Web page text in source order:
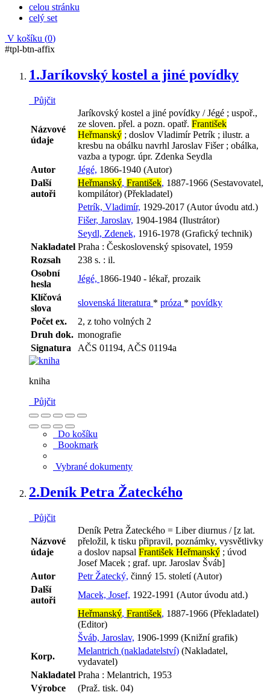
celou stránku
celý set
V košíku (0)
#tpl-btn-affix
1.Jaríkovský kostel a jiné povídky
Půjčit
Názvové
údaje
Jaríkovský kostel a jiné povídky / Jégé ; uspoř.,
ze sloven. přel. a pozn. opatř. František
Heřmanský ; doslov Vladimír Petrík ; ilustr. a
kresbu na obálku navrhl Jaroslav Fišer ; obálka,
vazba a typogr. úpr. Zdenka Seydla
Autor
Jégé, 1866-1940 (Autor)
Další
autoři
Heřmanský, František, 1887-1966 (Sestavovatel,
kompilátor) (Překladatel)
Petrík, Vladimír, 1929-2017 (Autor úvodu atd.)
Fišer, Jaroslav, 1904-1984 (Ilustrátor)
Seydl, Zdenek, 1916-1978 (Grafický technik)
Nakladatel Praha : Československý spisovatel, 1959
Rozsah
238 s. : il.
Osobní
hesla
Jégé, 1866-1940 - lékař, prozaik
Klíčová
slova
slovenská literatura * próza * povídky
Počet ex.
2, z toho volných 2
Druh dok. monografie
Signatura
AČS 01194, AČS 01194a
kniha
Půjčit
Do košíku
Bookmark
Vybrané dokumenty
2.Deník Petra Žateckého
Půjčit
Názvové
údaje
Deník Petra Žateckého = Liber diurnus / [z lat.
přeložil, k tisku připravil, poznámky, vysvětlivky
a doslov napsal František Heřmanský ; úvod
Josef Macek ; graf. upr. Jaroslav Šváb]
Autor
Petr Žatecký, činný 15. století (Autor)
Další
autoři
Macek, Josef, 1922-1991 (Autor úvodu atd.)
Heřmanský, František, 1887-1966 (Překladatel)
(Editor)
Šváb, Jaroslav, 1906-1999 (Knižní grafik)
Korp.
Melantrich (nakladatelství) (Nakladatel,
vydavatel)
Nakladatel Praha : Melantrich, 1953
Výrobce
(Praž. tisk. 04)